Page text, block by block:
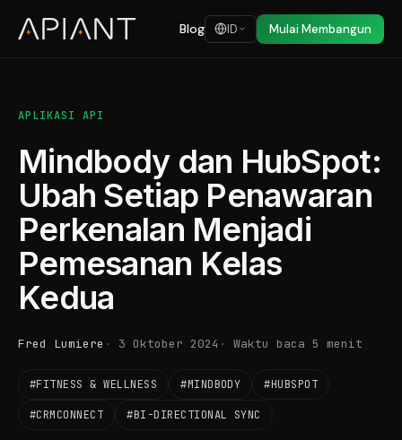
Blog ID Mulai Membangun
APLIKASI API
Mindbody dan HubSpot:
Ubah Setiap Penawaran
Perkenalan Menjadi
Pemesanan Kelas
Kedua
Fred Lumiere 3 Oktober 2024 Waktu baca 5 menit
#FITNESS & WELLNESS #MINDBODY #HUBSPOT
#CRMCONNECT #BI-DIRECTIONAL SYNC